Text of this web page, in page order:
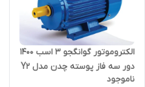
الکتروموتور گوانگجو 3 اسب 1400
دور سه فاز پوسته چدن مدل Y2
ترمینال بالا
ناموجود